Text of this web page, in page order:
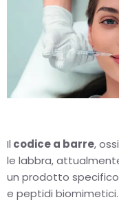
Il codice a barre,
le labbra,
un prodotto specifico
e peptidi biomimetici.